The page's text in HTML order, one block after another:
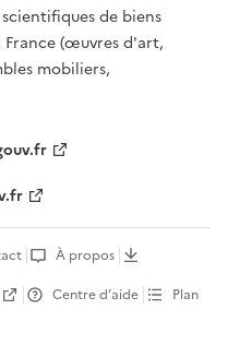
de biens
France (œuvres d'art,
mobiliers,
À propos
Centre d’aide
Plan